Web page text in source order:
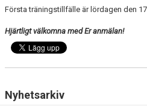
SKÅNESERIEN
LBKS VÄRDEGRUNDER
Första träningstillfälle är lördagen den
Hjärtligt välkomna med Er anmälan!
Nyhetsarkiv